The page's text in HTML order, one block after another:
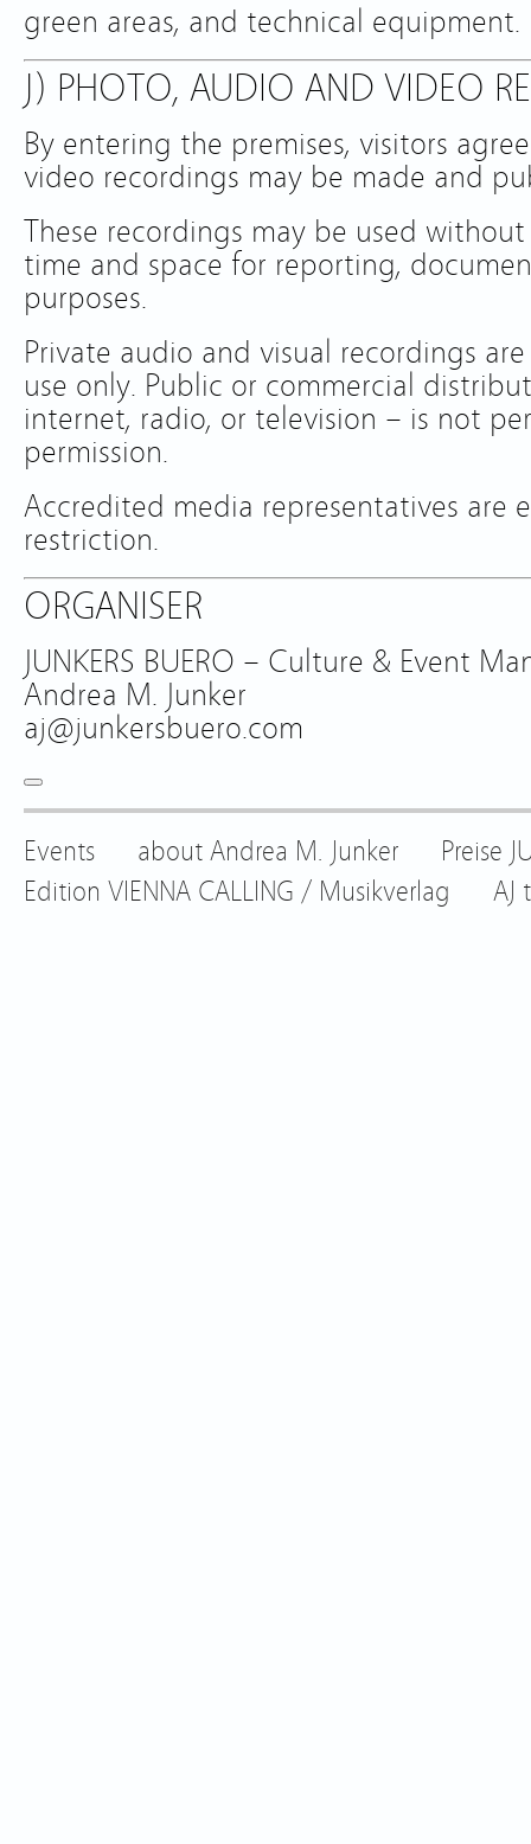
green areas, and technical equipment.
J) PHOTO, AUDIO AND VIDEO
By entering the premises, visitors
video recordings may be made and
These recordings may be used
time and space for reporting,
purposes.
Private audio and visual recordings
use only. Public or commercial
internet, radio, or television – is not
permission.
Accredited media representatives are
restriction.
ORGANISER
JUNKERS BUERO – Culture & Event
Andrea M. Junker
aj@junkersbuero.com
Events about Andrea M. Junker
Preise
Edition VIENNA CALLING / Musikverlag
AJ